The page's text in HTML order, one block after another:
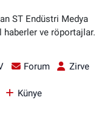
ST Endüstri Medya
haberler ve röportajlar.
Forum
Zirve
Künye